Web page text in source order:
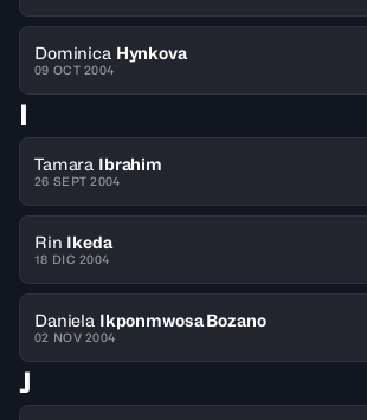
Dominica Hynkova
09 OCT 2004
I
Tamara Ibrahim
26 SEPT 2004
Rin Ikeda
18 DIC 2004
Daniela Ikponmwosa Bozano
02 NOV 2004
J